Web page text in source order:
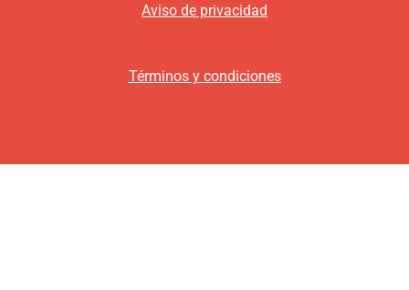
Aviso de privacidad
Términos y condiciones